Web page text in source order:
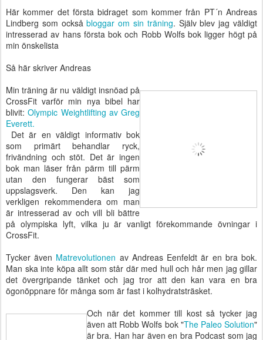
Här kommer det första bidraget som kommer från PT´n Andreas
Lindberg som ocksåbloggar om sin träning. Själv blev jag väldigt
intresserad av hans första bok och Robb Wolfs bok ligger högt på
min önskelista
Så här skriver Andreas
Min träning är nu väldigt insnöad på
CrossFit varför min nya bibel har
blivit:Olympic Weightlifting av Greg
Everett.
Det är en väldigt informativ bok
som primärt behandlar ryck,
frivändning och stöt. Det är ingen
bok man läser från pärm till pärm
utan den fungerar bäst som
uppslagsverk. Den kan jag
verkligen rekommendera om man
är intresserad av och vill bli bättre
på olympiska lyft, vilka ju är vanligt förekommande övningar i
CrossFit.
Tycker även Matrevolutionen av Andreas Eenfeldt är en bra bok.
Man ska inte köpa allt som står där med hull och hår men jag gillar
det övergripande tänket och jag tror att den kan vara en bra
ögonöppnare för många som är fast i kolhydratsträsket.
Och när det kommer till kost så tycker jag
även att Robb Wolfs bok "The Paleo Solution"
är bra. Han har även en bra Podcast som jag